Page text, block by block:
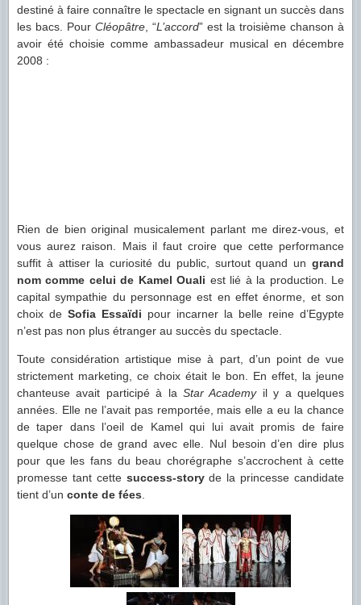
destiné à faire connaître le spectacle en signant un succès dans
les bacs. Pour Cléopâtre , “L’accord” est la troisième chanson à
avoir été choisie comme ambassadeur musical en décembre
2008 :
Rien de bien original musicalement parlant me direz-vous, et
vous aurez raison. Mais il faut croire que cette performance
suffit à attiser la curiosité du public, surtout quand un grand
nom comme celui de Kamel Ouali est lié à la production. Le
capital sympathie du personnage est en effet énorme, et son
choix de Sofia Essaïdi pour incarner la belle reine d’Egypte
n’est pas non plus étranger au succès du spectacle.
Toute considération artistique mise à part, d’un point de vue
strictement marketing, ce choix était le bon. En effet, la jeune
chanteuse avait participé à la Star Academyil y a quelques
années. Elle ne l’avait pas remportée, mais elle a eu la chance
de taper dans l’oeil de Kamel qui lui avait promis de faire
quelque chose de grand avec elle. Nul besoin d’en dire plus
pour que les fans du beau chorégraphe s’accrochent à cette
promesse tant cette success-storyde la princesse candidate
tient d’un conte de fées